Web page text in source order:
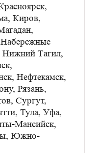
Киров,
Тагил,
Нефтекамск,
Рязань,
Сургут,
Тула, Уфа,
Мансийск,
Южно-